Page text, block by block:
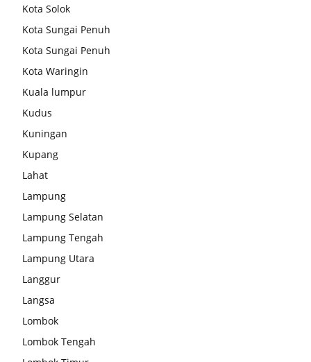
Kota Solok
Kota Sungai Penuh
Kota Sungai Penuh
Kota Waringin
Kuala lumpur
Kudus
Kuningan
Kupang
Lahat
Lampung
Lampung Selatan
Lampung Tengah
Lampung Utara
Langgur
Langsa
Lombok
Lombok Tengah